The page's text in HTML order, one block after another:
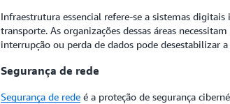
Infraestrutura essencial refere-se a sistemas
transporte. As organizações dessas áreas
interrupção ou perda de dados pode desestabilizar a
Segurança de rede
Segurança de redeé a proteção de segurança